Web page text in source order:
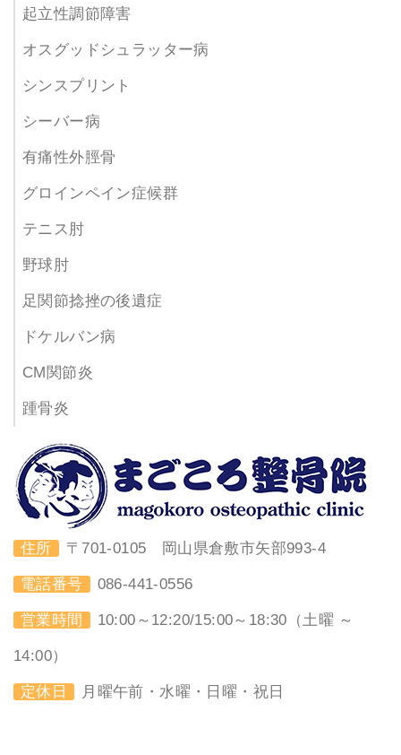
起立性調節障害
オスグッドシュラッター病
シンスプリント
シーバー病
有痛性外脛骨
グロインペイン症候群
テニス肘
野球肘
足関節捻挫の後遺症
ドケルバン病
CM関節炎
踵骨炎
住所 〒701-0105 岡山県倉敷市矢部993-4
電話番号 086-441-0556
営業時間 10:00～12:20/15:00～18:30（土曜 ～
14:00）
定休日 月曜午前・水曜・日曜・祝日